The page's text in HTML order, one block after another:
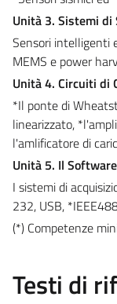
Unità 3. Sistemi
Sensori intelligenti
MEMS e power
Unità 4. Circuiti di
*Il ponte di
linearizzato,
l'amlificatore di
Unità 5. Il
I sistemi di
232, USB,
(*) Competenze
Testi di